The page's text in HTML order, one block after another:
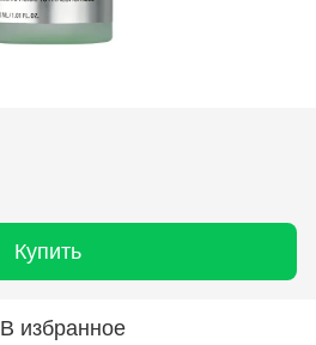
Купить
В избранное